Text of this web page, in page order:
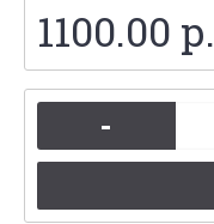
1100.00 р.
-